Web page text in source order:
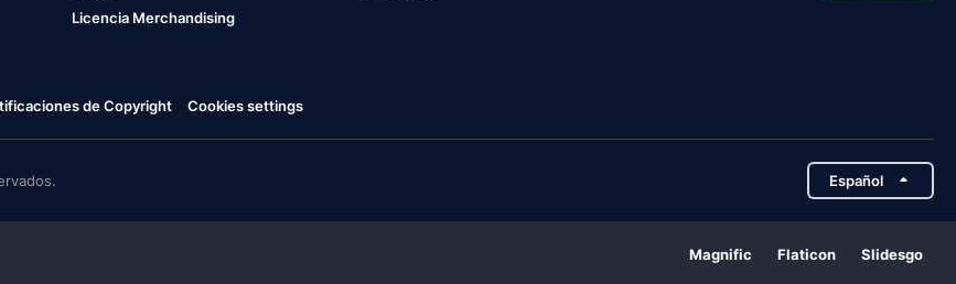
Licencia Merchandising
de Copyright Cookies settings
Español
Magnific Flaticon Slidesgo